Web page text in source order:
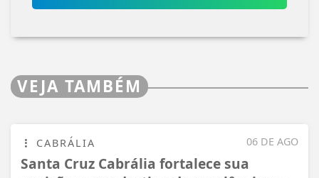
VEJA TAMBÉM
06 DE AGO
CABRÁLIA
Santa Cruz Cabrália fortalece sua